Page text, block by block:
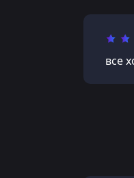
все